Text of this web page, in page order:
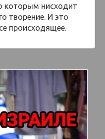
которым нисходит
творение. И это
происходящее.